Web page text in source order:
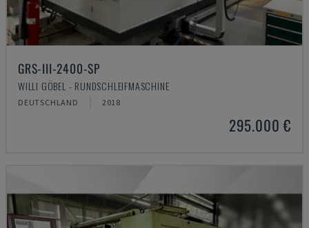
GRS-III-2400-SP
WILLI GÖBEL - RUNDSCHLEIFMASCHINE
DEUTSCHLAND 2018
295.000 €